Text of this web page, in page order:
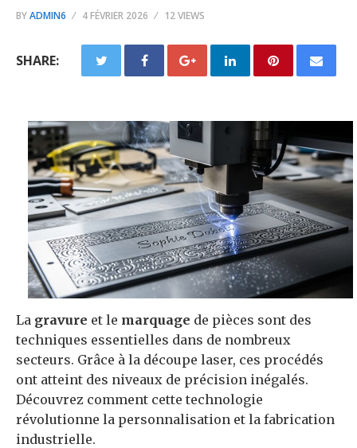
BYADMIN6 4 FÉVRIER 2026 12 VIEWS
SHARE:
La gravure et le marquage de pièces sont des
techniques essentielles dans de nombreux
secteurs. Grâce à la découpe laser, ces procédés
ont atteint des niveaux de précision inégalés.
Découvrez comment cette technologie
révolutionne la personnalisation et la fabrication
industrielle.